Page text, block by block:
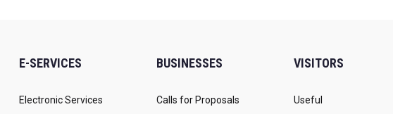
E-SERVICES
Electronic Services
BUSINESSES
Calls for Proposals
VISITORS
Useful